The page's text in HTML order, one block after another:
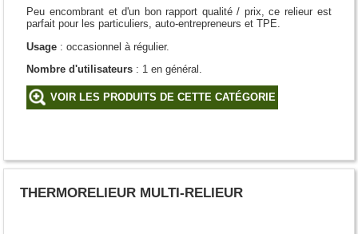
Peu encombrant et d'un bon rapport qualité / prix, ce relieur est
parfait pour les particuliers, auto-entrepreneurs et TPE.
Usage : occasionnel à régulier.
Nombre d'utilisateurs : 1 en général.
VOIR LES PRODUITS DE CETTE CATÉGORIE
THERMORELIEUR MULTI-RELIEUR